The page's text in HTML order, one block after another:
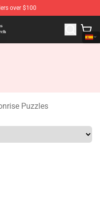
over $100
Merchandise Shop
Puzzles